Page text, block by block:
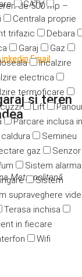
CATV
Centrala proprie
trifazic
Debara
Garaj
Gaz
Incalzire
electrica
termoficare
Lift
Parcare inclusa in
Semineu
gaz
Senzor
Sistem alarma
Sistem
supraveghere
Terasa inchisa
in fiecare
Wifi
de 500 mp –
Email
si teren
Metropolitană